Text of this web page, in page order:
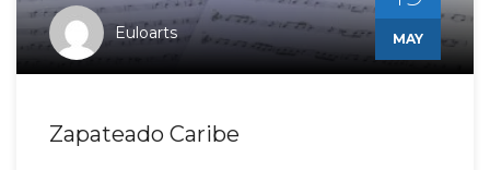
Euloarts MAY
Zapateado Caribe